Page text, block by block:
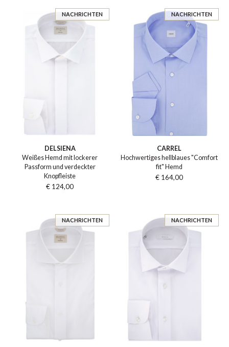
NACHRICHTEN
DELSIENA
Weißes Hemd mit lockerer
Passform und verdeckter
Knopfleiste
€ 124,00
NACHRICHTEN
CARREL
Hochwertiges hellblaues "Comfort
fit" Hemd
€ 164,00
NACHRICHTEN NACHRICHTEN